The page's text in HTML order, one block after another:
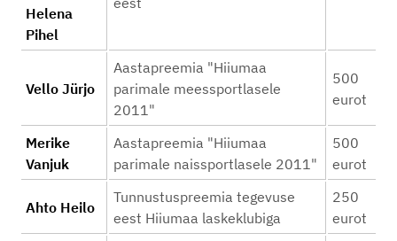
Helena
Pihel
Vello Jürjo
Aastapreemia "Hiiumaa
parimale meessportlasele
2011"
500
eurot
Merike
Vanjuk
Aastapreemia "Hiiumaa
parimale naissportlasele 2011"
500
eurot
Ahto Heilo
Tunnustuspreemia tegevuse
eest Hiiumaa laskeklubiga
250
eurot